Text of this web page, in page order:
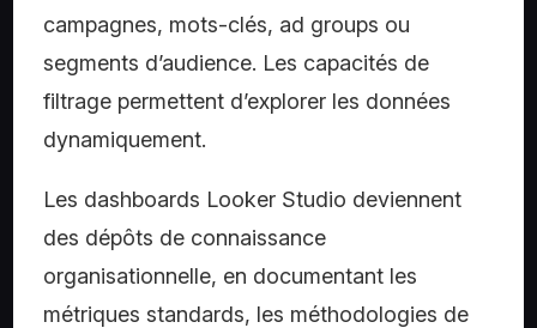
campagnes, mots-clés, ad groups ou
segments d’audience. Les capacités de
filtrage permettent d’explorer les données
dynamiquement.
Les dashboards Looker Studio deviennent
des dépôts de connaissance
organisationnelle, en documentant les
métriques standards, les méthodologies de